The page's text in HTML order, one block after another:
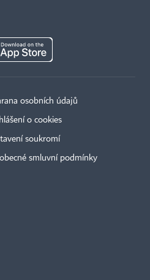
osobních údajů
o cookies
soukromí
smluvní podmínky